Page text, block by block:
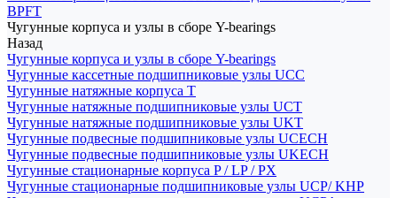
BPFT
Чугунные корпуса и узлы в сборе Y-bearings
Назад
Чугунные корпуса и узлы в сборе Y-bearings
Чугунные кассетные подшипниковые узлы UCC
Чугунные натяжные корпуса T
Чугунные натяжные подшипниковые узлы UCT
Чугунные натяжные подшипниковые узлы UKT
Чугунные подвесные подшипниковые узлы UCECH
Чугунные подвесные подшипниковые узлы UKECH
Чугунные стационарные корпуса P / LP / PX
Чугунные стационарные подшипниковые узлы UCP/ KHP